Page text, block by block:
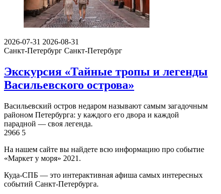
2026-07-31 2026-08-31
Санкт-Петербург Санкт-Петербург
Экскурсия «Тайные тропы и легенды
Васильевского острова»
Васильевский остров недаром называют самым загадочным
районом Петербурга: у каждого его двора и каждой
парадной — своя легенда.
2966 5
На нашем сайте вы найдете всю информацию про событие
«Маркет у моря» 2021.
Куда-СПБ — это интерактивная афиша самых интересных
событий Санкт-Петербурга.